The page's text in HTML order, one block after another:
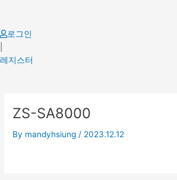
content
로그인
레지스터
ZS-SA8000
By mandyhsiung / 2023.12.12
navigation